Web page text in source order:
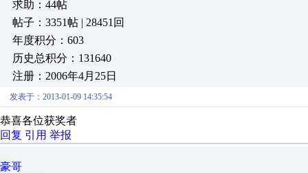
求助：44帖
帖子：3351帖 | 28451回
年度积分：603
历史总积分：131640
注册：2006年4月25日
发表于：2013-01-09 14:35:54
恭喜各位获奖者
回复 引用 举报
豪哥